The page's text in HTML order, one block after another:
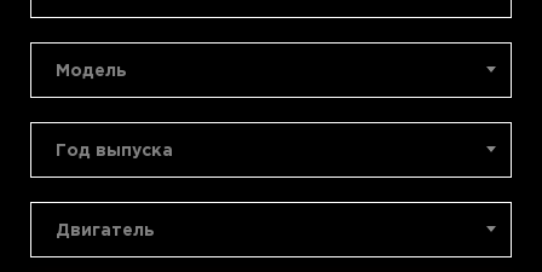
Модель
Год выпуска
Двигатель